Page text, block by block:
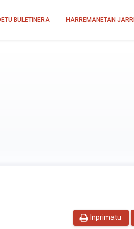
BULETINERA HARREMANETAN JARRI
Inprimatu